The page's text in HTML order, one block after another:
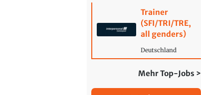
Trainer
(SFI/TRI/TRE,
all genders)
Deutschland
Mehr Top-Jobs >